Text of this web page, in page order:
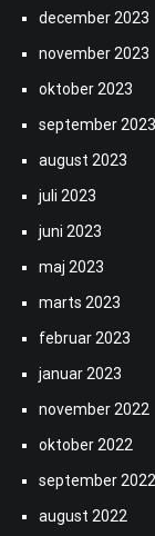
december 2023
november 2023
oktober 2023
september 2023
august 2023
juli 2023
juni 2023
maj 2023
marts 2023
februar 2023
januar 2023
november 2022
oktober 2022
september 2022
august 2022